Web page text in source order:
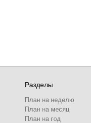
Разделы
План на неделю
План на месяц
План на год